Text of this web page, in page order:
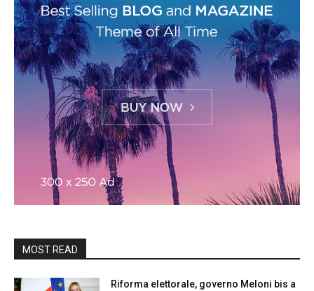
MOST READ
Riforma elettorale, governo Meloni bis a